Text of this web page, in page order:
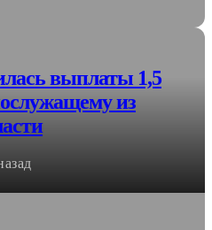
выплаты 1,5
из